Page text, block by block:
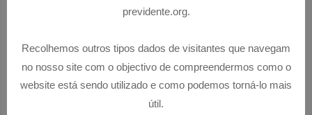
DRA. DANIELA ALVES
previdente.org.
Recolhemos outros tipos dados de visitantes que navegam
no nosso site com o objectivo de compreendermos como o
website está sendo utilizado e como podemos torná-lo mais
útil.